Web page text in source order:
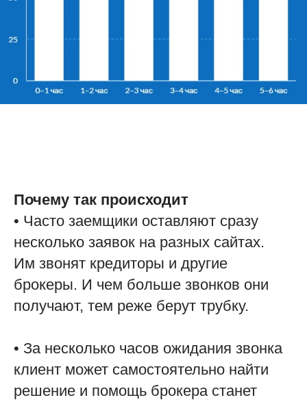
Почему так происходит
• Часто заемщики оставляют сразу
несколько заявок на разных сайтах.
Им звонят кредиторы и другие
брокеры. И чем больше звонков они
получают, тем реже берут трубку.
• За несколько часов ожидания звонка
клиент может самостоятельно найти
решение и помощь брокера станет